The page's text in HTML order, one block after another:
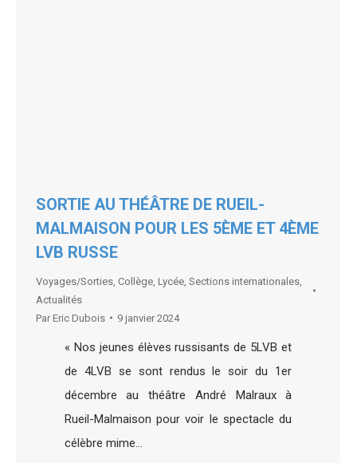
SORTIE AU THÉÂTRE DE RUEIL-
MALMAISON POUR LES 5ÈME ET 4ÈME
LVB RUSSE
Voyages/Sorties Collège Lycée Sections internationales
Actualités
Par Eric Dubois 9 janvier 2024
« Nos jeunes élèves russisants de 5LVB et
de 4LVB se sont rendus le soir du 1er
décembre au théâtre André Malraux à
Rueil-Malmaison pour voir le spectacle du
célèbre mime…